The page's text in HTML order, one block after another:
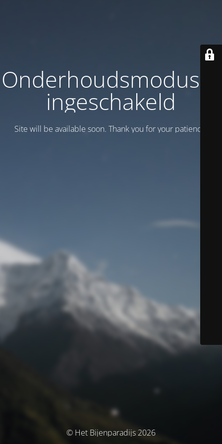
Onderhoudsmodus is
ingeschakeld
Site will be available soon. Thank you for your patience!
© Het Bijenparadijs 2026